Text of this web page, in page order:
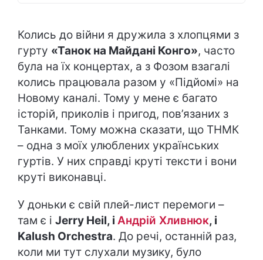
Колись до війни я дружила з хлопцями з
гурту «Танок на Майдані Конго», часто
була на їх концертах, а з Фозом взагалі
колись працювала разом у «Підйомі» на
Новому каналі. Тому у мене є багато
історій, приколів і пригод, пов’язаних з
Танками. Тому можна сказати, що ТНМК
– одна з моїх улюблених українських
гуртів. У них справді круті тексти і вони
круті виконавці.
У доньки є свій плей-лист перемоги –
там є і Jerry Heil, і Андрій Хливнюк, і
Kalush Orchestra. До речі, останній раз,
коли ми тут слухали музику, було